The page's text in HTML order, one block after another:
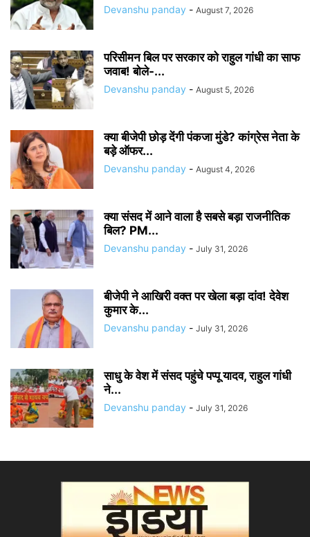
Devanshu panday - August 7, 2026
परिसीमन बिल पर सरकार को राहुल गांधी का साफ
जवाब! बोले-...
Devanshu panday - August 5, 2026
क्या बीजेपी छोड़ देंगी पंकजा मुंडे? कांग्रेस नेता के
बड़े ऑफर...
Devanshu panday - August 4, 2026
क्या संसद में आने वाला है सबसे बड़ा राजनीतिक
बिल? PM...
Devanshu panday - July 31, 2026
बीजेपी ने आखिरी वक्त पर खेला बड़ा दांव! देवेश
कुमार के...
Devanshu panday - July 31, 2026
साधु के वेश में संसद पहुंचे पप्पू यादव, राहुल गांधी
ने...
Devanshu panday - July 31, 2026